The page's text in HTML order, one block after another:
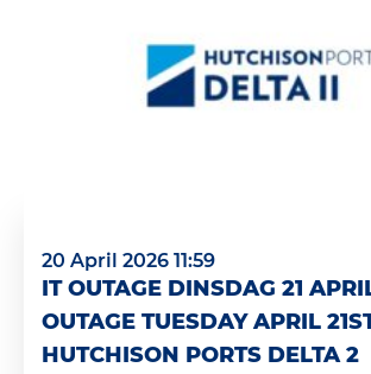
20 April 2026 11:59
IT OUTAGE DINSDAG 21
OUTAGE TUESDAY APRIL
HUTCHISON PORTS DELTA 2